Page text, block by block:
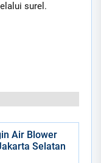
surel.
Air Blower
Selatan